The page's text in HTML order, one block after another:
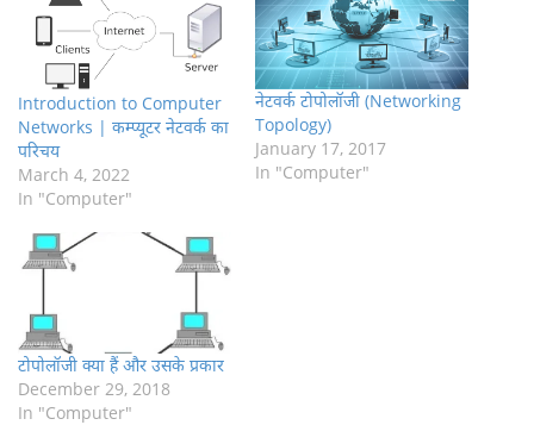
Introduction to Computer
Networks | कम्प्यूटर नेटवर्क का
परिचय
March 4, 2022
In "Computer"
नेटवर्क टोपोलॉजी (Networking
Topology)
January 17, 2017
In "Computer"
टोपोलॉजी क्या हैं और उसके प्रकार
December 29, 2018
In "Computer"